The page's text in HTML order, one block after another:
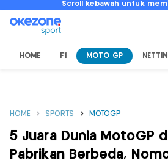
Scroll kebawah untuk
HOME F1 MOTO GP
HOME SPORTS MOTOGP
5 Juara Dunia MotoGP
Pabrikan Berbeda,